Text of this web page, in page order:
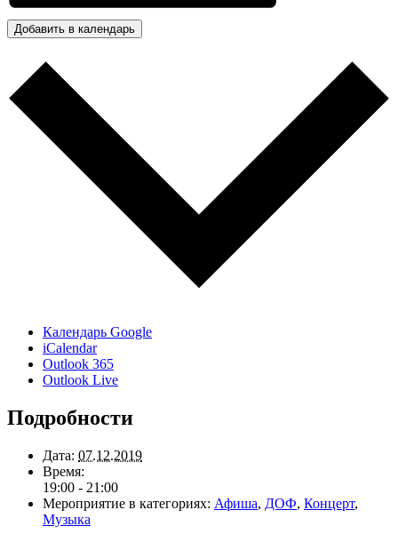
Добавить в календарь
Календарь Google
iCalendar
Outlook 365
Outlook Live
Подробности
Дата: 07.12.2019
Время:
19:00 - 21:00
Мероприятие в категориях: Афиша, ДОФ, Концерт,
Музыка